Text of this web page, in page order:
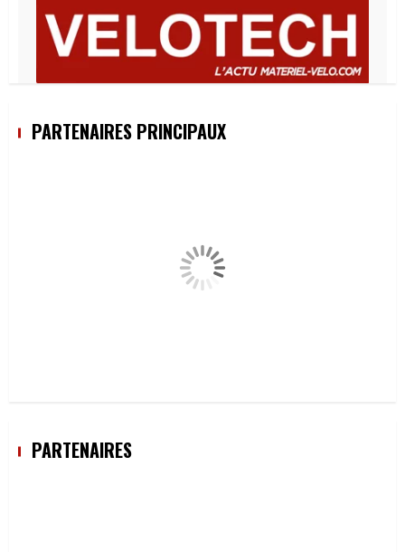
PARTENAIRES PRINCIPAUX
PARTENAIRES